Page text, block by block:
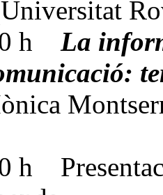
h La
h